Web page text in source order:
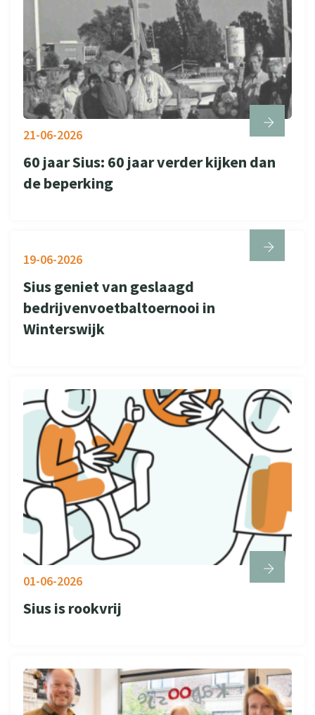
60 jaar Sius: 60 jaar verder kijken dan
de beperking
21-06-2026
Sius geniet van geslaagd
bedrijvenvoetbaltoernooi in
Winterswijk
19-06-2026
Sius is rookvrij
01-06-2026